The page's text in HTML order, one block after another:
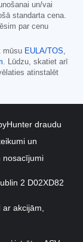
un/vai
standarta cena.
par cenu
mūsu EULA/TOS,
. Lūdzu, skatiet arī
atinstalēt
draudu
un
nosacījumi
2 D02XD82
akcijām,